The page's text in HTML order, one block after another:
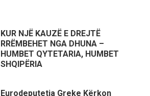
KUR NJË KAUZË E DREJTË
RRËMBEHET NGA DHUNA –
HUMBET QYTETARIA, HUMBET
SHQIPËRIA
Eurodeputetja Greke Kërkon